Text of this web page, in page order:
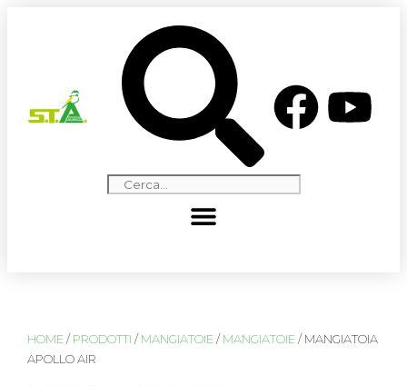
HOME / PRODOTTI / MANGIATOIE / MANGIATOIE / MANGIATOIA
APOLLO AIR